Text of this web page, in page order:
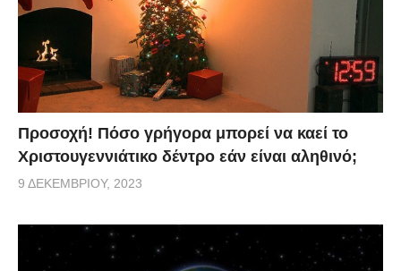
Προσοχή! Πόσο γρήγορα μπορεί να καεί το
Χριστουγεννιάτικο δέντρο εάν είναι αληθινό;
9 ΔΕΚΕΜΒΡΊΟΥ, 2023